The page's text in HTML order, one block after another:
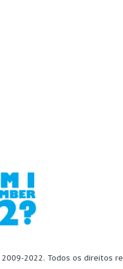
2022. Todos os direitos